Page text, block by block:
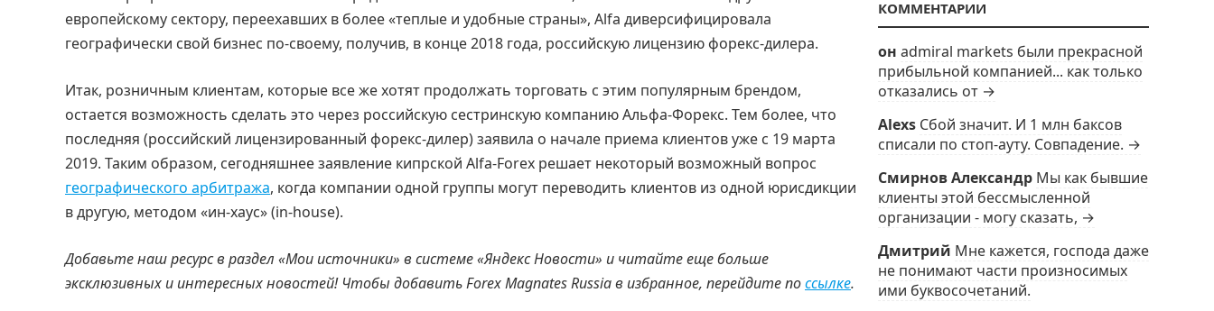
европейскому сектору, переехавших в более «теплые и удобные страны», Alfa диверсифицировала
географически свой бизнес по-своему, получив, в конце 2018 года, российскую лицензию форекс-дилера.
Итак, розничным клиентам, которые все же хотят продолжать торговать с этим популярным брендом,
остается возможность сделать это через российскую сестринскую компанию Альфа-Форекс. Тем более, что
последняя (российский лицензированный форекс-дилер) заявила о начале приема клиентов уже с 19 марта
2019. Таким образом, сегодняшнее заявление кипрской Alfa-Forex решает некоторый возможный вопрос
географического арбитража, когда компании одной группы могут переводить клиентов из одной юрисдикции
в другую, методом «ин-хаус» (in-house).
Добавьте наш ресурс в раздел «Мои источники» в системе «Яндекс Новости» и читайте еще больше
эксклюзивных и интересных новостей! Чтобы добавитьForexMagnatesRussiaв избранное, перейдите поссылке.
КОММЕНТАРИИ
он admiral markets были прекрасной
прибыльной компанией... как только
отказались от →
Alexs Сбой значит. И 1 млн баксов
списали по стоп-ауту. Совпадение. →
Смирнов Александр Мы как бывшие
клиенты этой бессмысленной
организации - могу сказать, →
Дмитрий Мне кажется, господа даже
не понимают части произносимых
ими буквосочетаний.